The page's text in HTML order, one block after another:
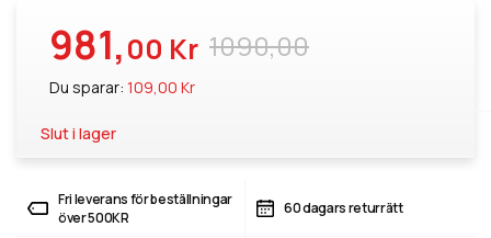
1090,00
981,00 Kr
Du sparar: 109,00 Kr
Slut i lager
Fri leverans för beställningar
över 500KR
60 dagars returrätt